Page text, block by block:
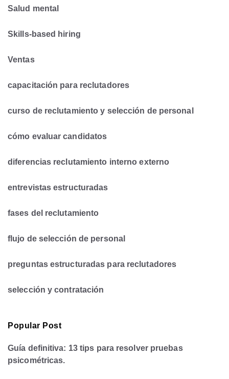
Salud mental
Skills-based hiring
Ventas
capacitación para reclutadores
curso de reclutamiento y selección de personal
cómo evaluar candidatos
diferencias reclutamiento interno externo
entrevistas estructuradas
fases del reclutamiento
flujo de selección de personal
preguntas estructuradas para reclutadores
selección y contratación
Popular Post
Guía definitiva: 13 tips para resolver pruebas
psicométricas.